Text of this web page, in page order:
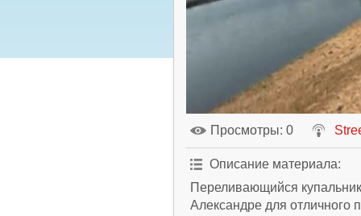
Просмотры: 0
Описание материала:
Переливающийся
Александре для отличного